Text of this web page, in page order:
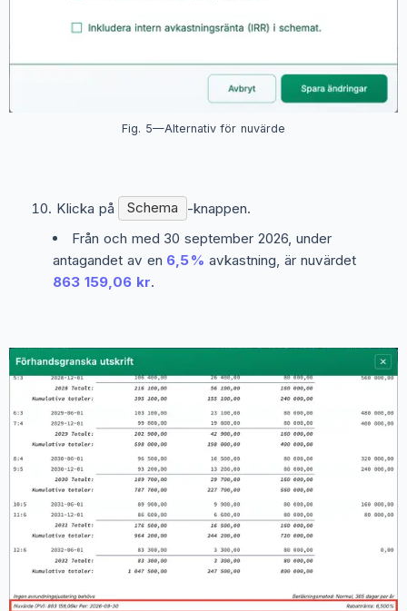
Fig. 5—Alternativ för nuvärde
Klicka på Schema
-knappen.
Från och med 30 september 2026, under
antagandet av en 6,5 % avkastning, är nuvärdet
863 159,06 kr.